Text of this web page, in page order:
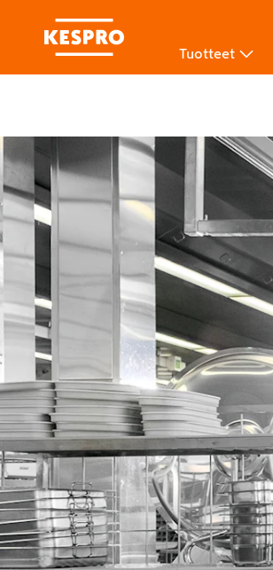
Tuotteet